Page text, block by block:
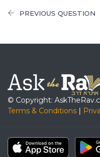
PREVIOUS QUESTION
© Copyright:
Terms & Conditions |